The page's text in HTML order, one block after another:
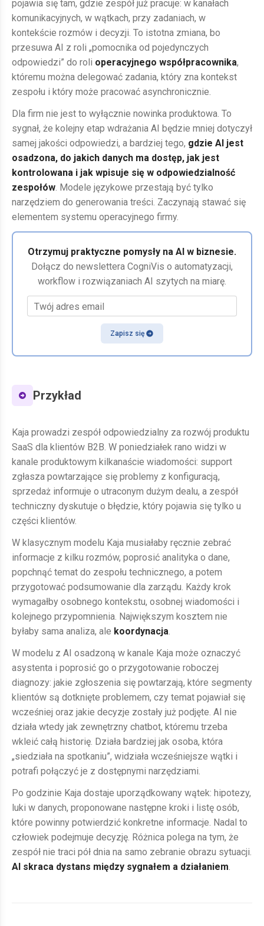
pojawia się tam, gdzie zespół już pracuje: w kanałach
komunikacyjnych, w wątkach, przy zadaniach, w
kontekście rozmów i decyzji. To istotna zmiana, bo
przesuwa AI z roli „pomocnika od pojedynczych
odpowiedzi” do roli operacyjnego współpracownika,
któremu można delegować zadania, który zna kontekst
zespołu i który może pracować asynchronicznie.
Dla firm nie jest to wyłącznie nowinka produktowa. To
sygnał, że kolejny etap wdrażania AI będzie mniej dotyczył
samej jakości odpowiedzi, a bardziej tego, gdzie AI jest
osadzona, do jakich danych ma dostęp, jak jest
kontrolowana i jak wpisuje się w odpowiedzialność
zespołów . Modele językowe przestają być tylko
narzędziem do generowania treści. Zaczynają stawać się
elementem systemu operacyjnego firmy.
Otrzymuj praktyczne pomysły na AI w biznesie.
Dołącz do newslettera CogniVis o automatyzacji,
workflow i rozwiązaniach AI szytych na miarę.
Twój adres email
Zapisz się
Przykład
Kaja prowadzi zespół odpowiedzialny za rozwój produktu
SaaS dla klientów B2B. W poniedziałek rano widzi w
kanale produktowym kilkanaście wiadomości: support
zgłasza powtarzające się problemy z konfiguracją,
sprzedaż informuje o utraconym dużym dealu, a zespół
techniczny dyskutuje o błędzie, który pojawia się tylko u
części klientów.
W klasycznym modelu Kaja musiałaby ręcznie zebrać
informacje z kilku rozmów, poprosić analityka o dane,
popchnąć temat do zespołu technicznego, a potem
przygotować podsumowanie dla zarządu. Każdy krok
wymagałby osobnego kontekstu, osobnej wiadomości i
kolejnego przypomnienia. Największym kosztem nie
byłaby sama analiza, ale koordynacja.
W modelu z AI osadzoną w kanale Kaja może oznaczyć
asystenta i poprosić go o przygotowanie roboczej
diagnozy: jakie zgłoszenia się powtarzają, które segmenty
klientów są dotknięte problemem, czy temat pojawiał się
wcześniej oraz jakie decyzje zostały już podjęte. AI nie
działa wtedy jak zewnętrzny chatbot, któremu trzeba
wkleić całą historię. Działa bardziej jak osoba, która
„siedziała na spotkaniu”, widziała wcześniejsze wątki i
potrafi połączyć je z dostępnymi narzędziami.
Po godzinie Kaja dostaje uporządkowany wątek: hipotezy,
luki w danych, proponowane następne kroki i listę osób,
które powinny potwierdzić konkretne informacje. Nadal to
człowiek podejmuje decyzję. Różnica polega na tym, że
zespół nie traci pół dnia na samo zebranie obrazu sytuacji.
AI skraca dystans między sygnałem a działaniem.